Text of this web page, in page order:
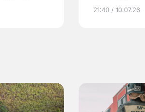
21:40 / 10.07.26